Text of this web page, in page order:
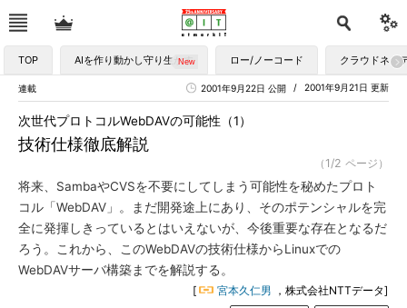
TOP AIを作り動かし守り生かす ロー/ノーコード クラウドネイ
連載 2001年9月21日 更新
2001年9月22日 公開
技術仕様徹底解説
次世代プロトコルWebDAVの可能性（1）
（1/2 ページ）
将来、SambaやCVSを不要にしてしまう可能性を秘めたプロト
コル「WebDAV」。まだ開発途上にあり、そのポテンシャルを完
全に発揮しきっているとはいえないが、今後重要な存在となるだ
ろう。これから、このWebDAVの技術仕様からLinuxでの
WebDAVサーバ構築までを解説する。
[ 宮本久仁男 ，株式会社NTTデータ]